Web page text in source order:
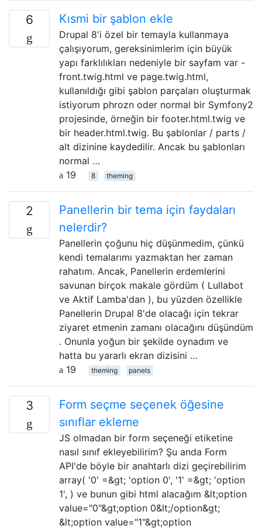
6 Kısmi bir şablon ekle
Drupal 8'i özel bir temayla kullanmaya
çalışıyorum, gereksinimlerim için büyük
yapı farklılıkları nedeniyle bir sayfam var -
front.twig.html ve page.twig.html,
kullanıldığı gibi şablon parçaları oluşturmak
istiyorum phrozn oder normal bir Symfony2
projesinde, örneğin bir footer.html.twig ve
bir header.html.twig. Bu şablonlar / parts /
alt dizinine kaydedilir. Ancak bu şablonları
normal …
19
8 theming
2
Panellerin bir tema için faydaları
nelerdir?
Panellerin çoğunu hiç düşünmedim, çünkü
kendi temalarımı yazmaktan her zaman
rahatım. Ancak, Panellerin erdemlerini
savunan birçok makale gördüm ( Lullabot
ve Aktif Lamba'dan ), bu yüzden özellikle
Panellerin Drupal 8'de olacağı için tekrar
ziyaret etmenin zamanı olacağını düşündüm
. Onunla yoğun bir şekilde oynadım ve
hatta bu yararlı ekran dizisini …
19
theming panels
3
Form seçme seçenek öğesine
sınıflar ekleme
JS olmadan bir form seçeneği etiketine
nasıl sınıf ekleyebilirim? Şu anda Form
API'de böyle bir anahtarlı dizi geçirebilirim
array( '0' =&gt; 'option 0', '1' =&gt; 'option
1', ) ve bunun gibi html alacağım &lt;option
value="0"&gt;option 0&lt;/option&gt;
&lt;option value="1"&gt;option